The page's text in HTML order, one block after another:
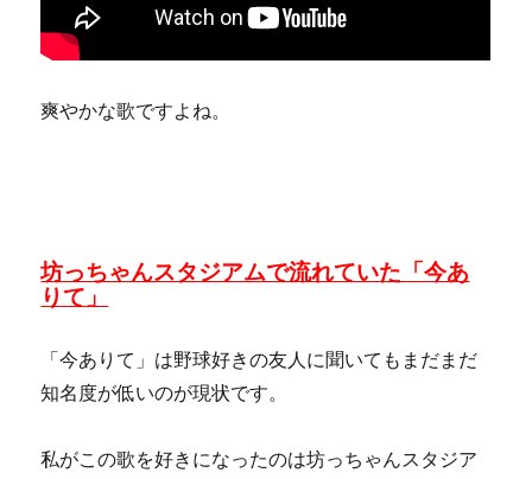
爽やかな歌ですよね。
坊っちゃんスタジアムで流れていた「今あ
りて」
「今ありて」は野球好きの友人に聞いてもまだまだ
知名度が低いのが現状です。
私がこの歌を好きになったのは坊っちゃんスタジア